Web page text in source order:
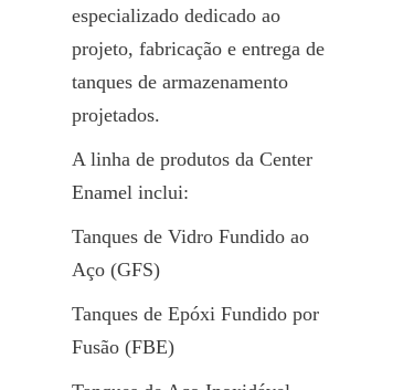
especializado dedicado ao
projeto, fabricação e entrega de
tanques de armazenamento
projetados.
A linha de produtos da Center
Enamel inclui:
Tanques de Vidro Fundido ao
Aço (GFS)
Tanques de Epóxi Fundido por
Fusão (FBE)